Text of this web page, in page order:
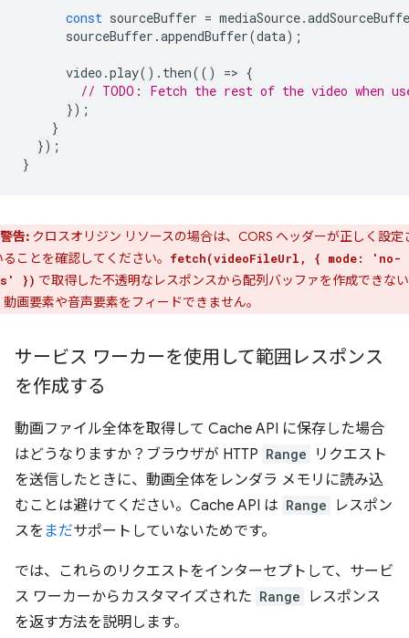
const sourceBuffer = mediaSource.
sourceBuffer .appendBuffer(data);
video .play(). then(() => {
// TODO: Fetch the rest of the video when
});
}
});
}
警告: クロスオリジン リソースの場合は、CORS ヘッダーが正しく設定
ことを確認してください。
fetch(videoFileUrl, { mode: 'no-
}) で取得した不透明なレスポンスから配列バッファを作成できな
画要素や音声要素をフィードできません。
サービス ワーカーを使用して範囲レスポンス
を作成する
動画ファイル全体を取得して Cache API に保存した場合
はどうなりますか？ブラウザが HTTP Range
リクエスト
を送信したときに、動画全体をレンダラ メモリに読み込
むことは避けてください。Cache API は Range
レスポン
スを まだサポートしていないためです。
では、これらのリクエストをインターセプトして、サービ
ス ワーカーからカスタマイズされた Range
レスポンス
を返す方法を説明します。